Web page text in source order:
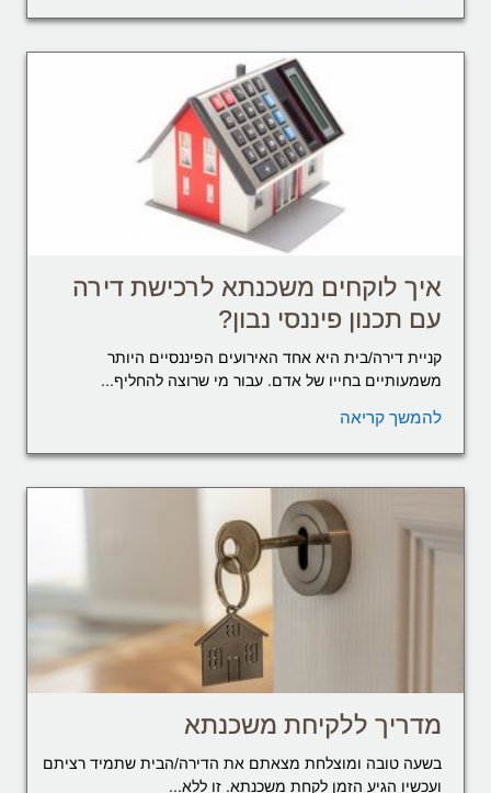
איך לוקחים משכנתא לרכישת דירה
עם תכנון פיננסי נבון?
קניית דירה/בית היא אחד האירועים הפיננסיים היותר
משמעותיים בחייו של אדם. עבור מי שרוצה להחליף...
להמשך קריאה
מדריך ללקיחת משכנתא
בשעה טובה ומוצלחת מצאתם את הדירה/הבית שתמיד רציתם
ועכשיו הגיע הזמן לקחת משכנתא. זו ללא...